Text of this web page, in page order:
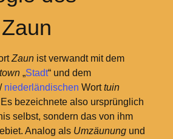
Zaunist verwandt mit dem
town„Stadt“ und dem
/ niederländischen Worttuin
Es bezeichnete also ursprünglich
selbst, sondern das von ihm
Analog als Umzäunungund